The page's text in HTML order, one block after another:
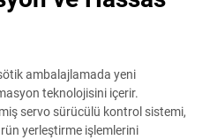
ambalajlamada yeni
teknolojisini içerir.
servo sürücülü kontrol sistemi,
yerleştirme işlemlerini